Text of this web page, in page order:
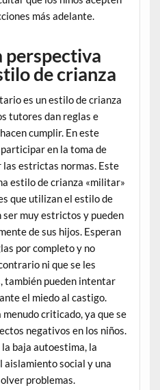
más adelante.
perspectiva
de crianza
es un estilo de crianza
tutores dan reglas e
cumplir. En este
en la toma de
estrictas normas. Este
estilo de crianza «militar»
que utilizan el estilo de
muy estrictos y pueden
de sus hijos. Esperan
por completo y no
ni que se les
también pueden intentar
el miedo al castigo.
criticado, ya que se
negativos en los niños.
baja autoestima, la
aislamiento social y una
problemas.